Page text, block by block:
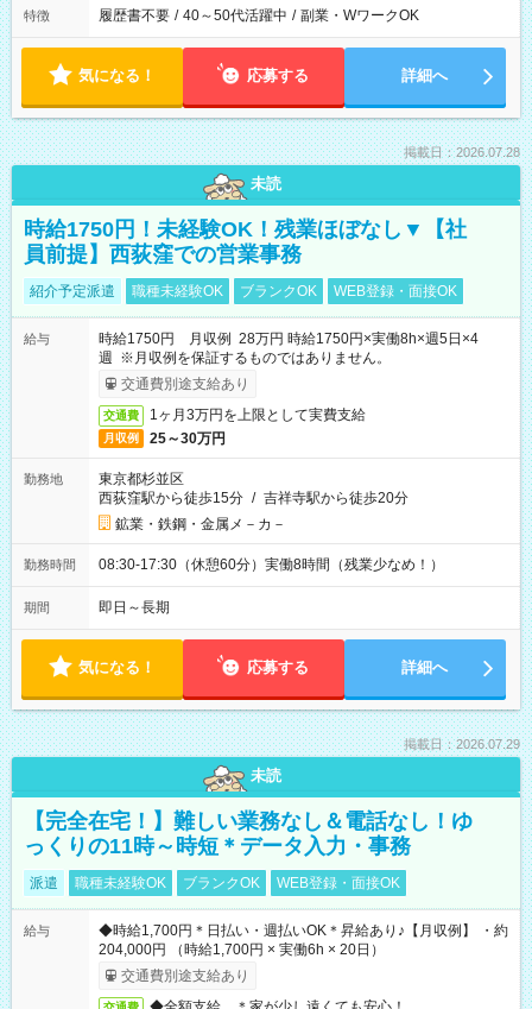
特徴 履歴書不要 / 40～50代活躍中 / 副業・WワークOK
気になる！ 応募する 詳細へ
掲載日：2026.07.28
未読
時給1750円！未経験OK！残業ほぼなし▼【社
員前提】西荻窪での営業事務
紹介予定派遣 職種未経験OK ブランクOK WEB登録・面接OK
給与
時給1750円 月収例 28万円 時給1750円×実働8h×週5日×4
週 ※月収例を保証するものではありません。
交通費別途支給あり
交通費 1ヶ月3万円を上限として実費支給
月収例 25～30万円
勤務地
東京都杉並区
西荻窪駅から徒歩15分 / 吉祥寺駅から徒歩20分
鉱業・鉄鋼・金属メ－カ－
勤務時間 08:30-17:30（休憩60分）実働8時間（残業少なめ！）
期間 即日～長期
気になる！ 応募する 詳細へ
掲載日：2026.07.29
未読
【完全在宅！】難しい業務なし＆電話なし！ゆ
っくりの11時～時短＊データ入力・事務
派遣 職種未経験OK ブランクOK WEB登録・面接OK
給与
◆時給1,700円＊日払い・週払いOK＊昇給あり♪【月収例】 ・約
204,000円 （時給1,700円 × 実働6h × 20日）
交通費別途支給あり